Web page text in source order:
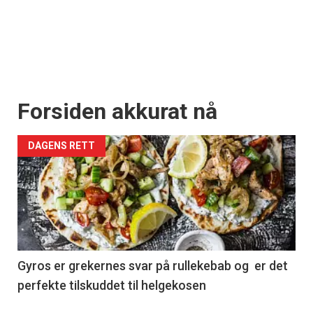
Forsiden akkurat nå
DAGENS RETT
Gyros er grekernes svar på rullekebab og er det
perfekte tilskuddet til helgekosen